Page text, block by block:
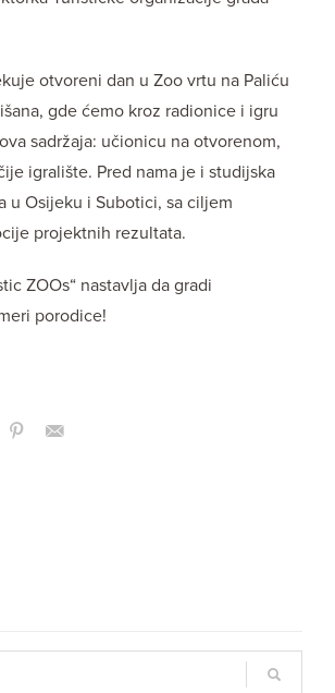
otvoreni dan u Zoo vrtu na Paliću
gde ćemo kroz radionice i igru
sadržaja: učionicu na otvorenom,
igralište. Pred nama je i studijska
u Osijeku i Subotici, sa ciljem
projektnih rezultata.
ZOOs“ nastavlja da gradi
porodice!